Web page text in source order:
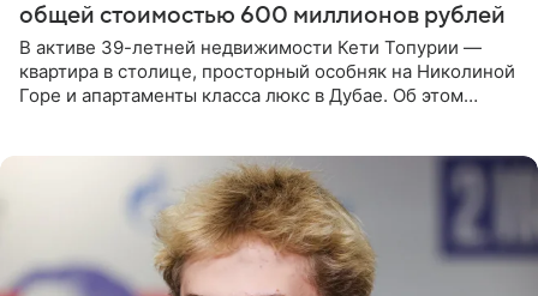
общей стоимостью 600 миллионов рублей
В активе 39-летней недвижимости Кети Топурии —
квартира в столице, просторный особняк на Николиной
Горе и апартаменты класса люкс в Дубае. Об этом